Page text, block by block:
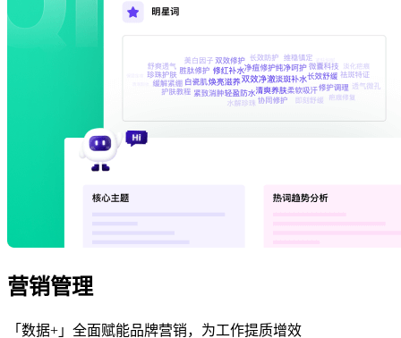
营销管理
「数据+」全面赋能品牌营销，为工作提质增效